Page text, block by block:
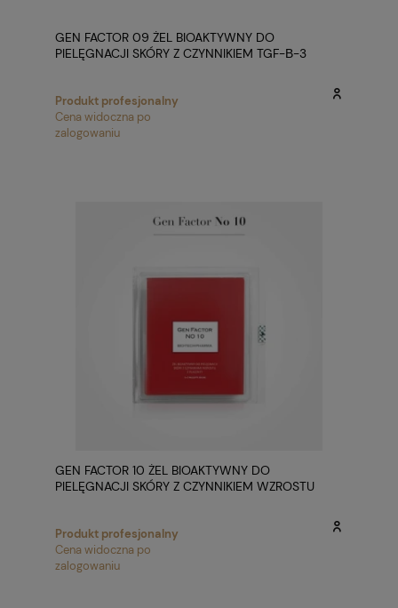
GEN FACTOR 09 ŻEL BIOAKTYWNY DO
PIELĘGNACJI SKÓRY Z CZYNNIKIEM TGF-Β-3
Produkt profesjonalny
Cena widoczna po
zalogowaniu
GEN FACTOR 10 ŻEL BIOAKTYWNY DO
PIELĘGNACJI SKÓRY Z CZYNNIKIEM WZROSTU
Produkt profesjonalny
Cena widoczna po
zalogowaniu